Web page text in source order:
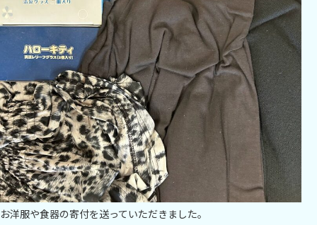
お洋服や食器の寄付を送っていただきました。